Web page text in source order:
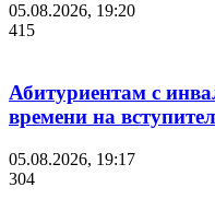
05.08.2026, 19:20
415
Абитуриентам с
времени на
05.08.2026, 19:17
304